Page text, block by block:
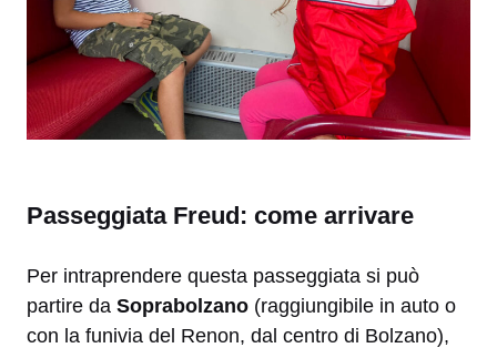
Passeggiata Freud: come arrivare
Per intraprendere questa passeggiata si può
partire da Soprabolzano (raggiungibile in auto o
con la funivia del Renon, dal centro di Bolzano),